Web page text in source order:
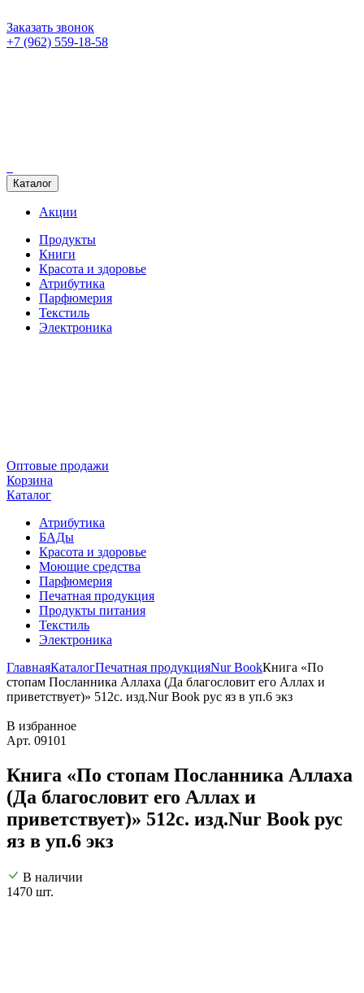
Заказать звонок
+7 (962) 559-18-58
Каталог
Акции
Продукты
Книги
Красота и здоровье
Атрибутика
Парфюмерия
Текстиль
Электроника
Оптовые продажи
Корзина
Каталог
Атрибутика
БАДы
Красота и здоровье
Моющие средства
Парфюмерия
Печатная продукция
Продукты питания
Текстиль
Электроника
ГлавнаяКаталогПечатная продукцияNur BookКнига «По
стопам Посланника Аллаха (Да благословит его Аллах и
приветствует)» 512с. изд.Nur Book рус яз в уп.6 экз
В избранное
Арт. 09101
Книга «По стопам Посланника Аллаха
(Да благословит его Аллах и
приветствует)» 512с. изд.Nur Book рус
яз в уп.6 экз
В наличии
1470 шт.